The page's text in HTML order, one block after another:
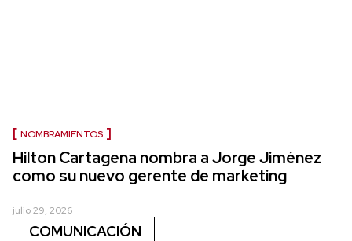
NOMBRAMIENTOS
Hilton Cartagena nombra a Jorge Jiménez
como su nuevo gerente de marketing
julio 29, 2026
COMUNICACIÓN